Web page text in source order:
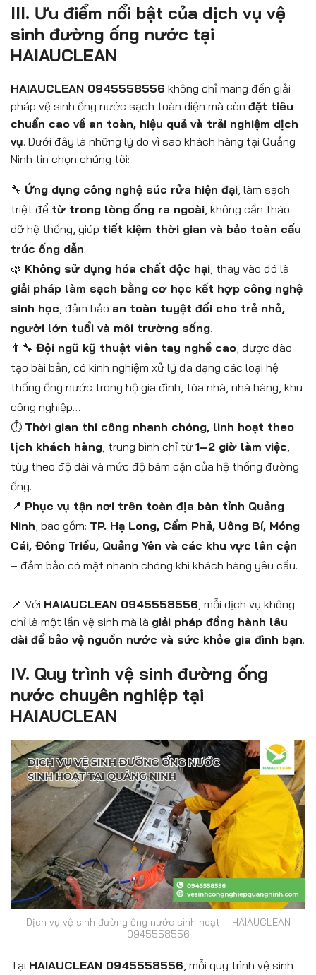
III. Ưu điểm nổi bật của dịch vụ vệ
sinh đường ống nước tại
HAIAUCLEAN
HAIAUCLEAN 0945558556 không chỉ mang đến giải
pháp vệ sinh ống nước sạch toàn diện mà còn đặt tiêu
chuẩn cao về an toàn, hiệu quả và trải nghiệm dịch
vụ. Dưới đây là những lý do vì sao khách hàng tại Quảng
Ninh tin chọn chúng tôi:
🔧 Ứng dụng công nghệ súc rửa hiện đại , làm sạch
triệt để từ trong lòng ống ra ngoài , không cần tháo
dỡ hệ thống, giúp tiết kiệm thời gian và bảo toàn cấu
trúc ống dẫn.
🌿 Không sử dụng hóa chất độc hại , thay vào đó là
giải pháp làm sạch bằng cơ học kết hợp công nghệ
sinh học , đảm bảo an toàn tuyệt đối cho trẻ nhỏ,
người lớn tuổi và môi trường sống.
👨‍🔧 Đội ngũ kỹ thuật viên tay nghề cao , được đào
tạo bài bản, có kinh nghiệm xử lý đa dạng các loại hệ
thống ống nước trong hộ gia đình, tòa nhà, nhà hàng, khu
công nghiệp…
⏱ Thời gian thi công nhanh chóng, linh hoạt theo
lịch khách hàng , trung bình chỉ từ 1–2 giờ làm việc
tùy theo độ dài và mức độ bám cặn của hệ thống đường
ống.
📍 Phục vụ tận nơi trên toàn địa bàn tỉnh Quảng
Ninh , bao gồm: TP. Hạ Long, Cẩm Phả, Uông Bí, Móng
Cái, Đông Triều, Quảng Yên và các khu vực lân cận
– đảm bảo có mặt nhanh chóng khi khách hàng yêu cầu.
📌 Với HAIAUCLEAN 0945558556 , mỗi dịch vụ không
chỉ là một lần vệ sinh mà là giải pháp đồng hành lâu
dài để bảo vệ nguồn nước và sức khỏe gia đình bạn.
IV. Quy trình vệ sinh đường ống
nước chuyên nghiệp tại
HAIAUCLEAN
Dịch vụ vệ sinh đường ống nước sinh hoạt – HAIAUCLEAN
0945558556
Tại HAIAUCLEAN 0945558556, mỗi quy trình vệ sinh